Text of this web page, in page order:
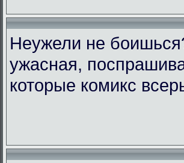
Неужели не
ужасная,
которые комикс